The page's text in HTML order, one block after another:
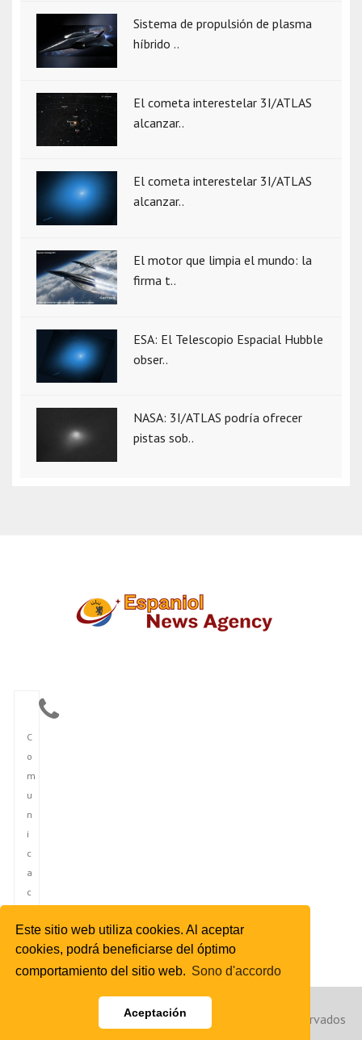
Este sitio web utiliza cookies. Al aceptar
cookies, podrá beneficiarse del óptimo
comportamiento del sitio web. Sono d'accordo
Aceptación
Sistema de propulsión de plasma
híbrido ..
El cometa interestelar 3I/ATLAS
alcanzar..
El cometa interestelar 3I/ATLAS
alcanzar..
El motor que limpia el mundo: la
firma t..
ESA: El Telescopio Espacial Hubble
obser..
NASA: 3I/ATLAS podría ofrecer
pistas sob..
C
o
m
u
n
i
c
a
c
ó
n
Copyright © 2023 Agencia de Noticias de España. Reservados